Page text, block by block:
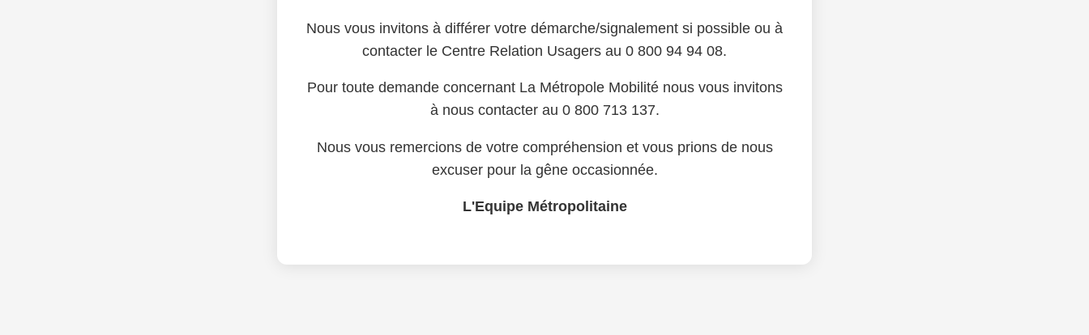
Nous vous invitons à différer votre démarche/signalement si possible ou à
contacter le Centre Relation Usagers au 0 800 94 94 08.
Pour toute demande concernant La Métropole Mobilité nous vous invitons
à nous contacter au 0 800 713 137.
Nous vous remercions de votre compréhension et vous prions de nous
excuser pour la gêne occasionnée.
L'Equipe Métropolitaine